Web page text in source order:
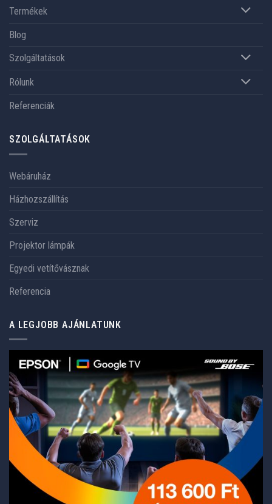
Termékek
Blog
Szolgáltatások
Rólunk
Referenciák
SZOLGÁLTATÁSOK
Webáruház
Házhozszállítás
Szerviz
Projektor lámpák
Egyedi vetítővásznak
Referencia
A LEGJOBB AJÁNLATUNK